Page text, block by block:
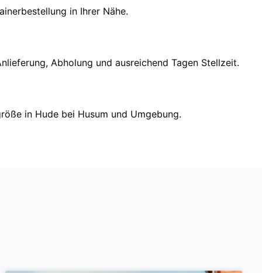
in Ihrer Nähe.
Abholung und ausreichend Tagen Stellzeit.
in Hude bei Husum und Umgebung.